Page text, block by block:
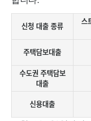
신청 대출 종류
스
주택담보대출
수도권 주택담보
대출
신용대출